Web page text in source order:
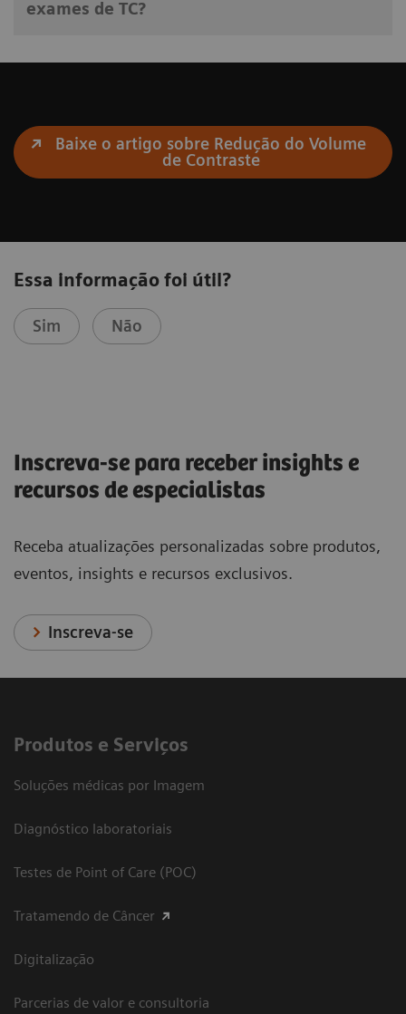
exames de TC?
Baixe o artigo sobre Redução do Volume
de Contraste
Essa informação foi útil?
Sim Não
Inscreva-se para receber insights e
recursos de especialistas
Receba atualizações personalizadas sobre produtos,
eventos, insights e recursos exclusivos.
Inscreva-se
Produtos e Serviços
Soluções médicas por Imagem
Diagnóstico laboratoriais
Testes de Point of Care (POC)
Tratamendo de Câncer
Digitalização
Parcerias de valor e consultoria